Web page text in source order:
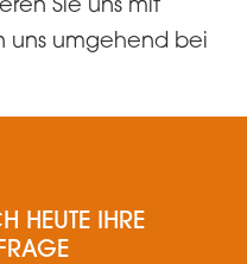
uns umgehend bei
HEUTE IHRE